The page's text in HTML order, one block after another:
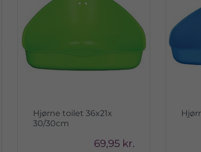
Hjørne toilet 36x21x
30/30cm
69,95 kr.